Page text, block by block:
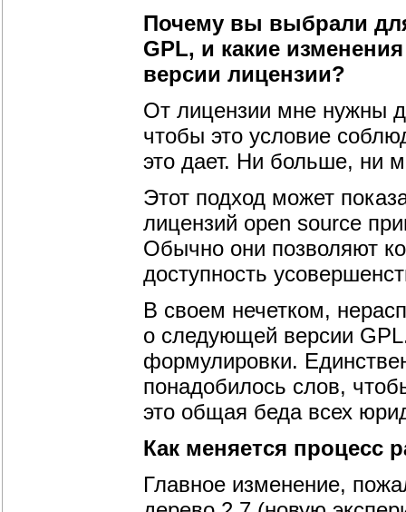
Почему вы выбрали
GPL, и какие
версии лицензии?
От лицензии мне нужны
чтобы это условие
это дает. Ни больше, ни
Этот подход может
лицензий open source
Обычно они позволяют
доступность
В своем нечетком,
о следующей версии
формулировки.
понадобилось слов,
это общая беда всех
Как меняется процесс
Главное изменение,